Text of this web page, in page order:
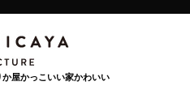
屋かっこいい家かわいい